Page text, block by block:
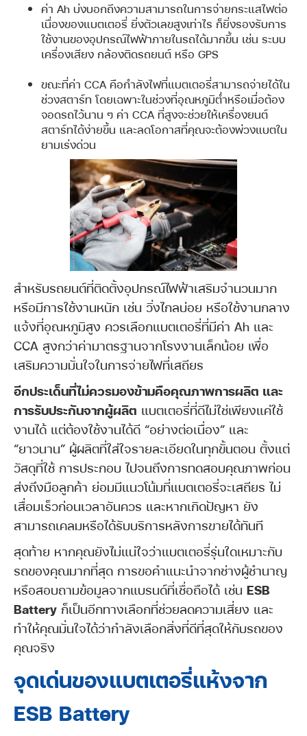
ค่า Ah บ่งบอกถึงความสามารถในการจ่ายกระแสไฟต่อ
เนื่องของแบตเตอรี่ ยิ่งตัวเลขสูงเท่าไร ก็ยิ่งรองรับการ
ใช้งานของอุปกรณ์ไฟฟ้าภายในรถได้มากขึ้น เช่น ระบบ
เครื่องเสียง กล้องติดรถยนต์ หรือ GPS
ขณะที่ค่า CCA คือกำลังไฟที่แบตเตอรี่สามารถจ่ายได้ใน
ช่วงสตาร์ท โดยเฉพาะในช่วงที่อุณหภูมิต่ำหรือเมื่อต้อง
จอดรถไว้นาน ๆ ค่า CCA ที่สูงจะช่วยให้เครื่องยนต์
สตาร์ทได้ง่ายขึ้น และลดโอกาสที่คุณจะต้องพ่วงแบตใน
ยามเร่งด่วน
สำหรับรถยนต์ที่ติดตั้งอุปกรณ์ไฟฟ้าเสริมจำนวนมาก
หรือมีการใช้งานหนัก เช่น วิ่งไกลบ่อย หรือใช้งานกลาง
แจ้งที่อุณหภูมิสูง ควรเลือกแบตเตอรี่ที่มีค่า Ah และ
CCA สูงกว่าค่ามาตรฐานจากโรงงานเล็กน้อย เพื่อ
เสริมความมั่นใจในการจ่ายไฟที่เสถียร
อีกประเด็นที่ไม่ควรมองข้ามคือคุณภาพการผลิต และ
การรับประกันจากผู้ผลิต แบตเตอรี่ที่ดีไม่ใช่เพียงแค่ใช้
งานได้ แต่ต้องใช้งานได้ดี “อย่างต่อเนื่อง” และ
“ยาวนาน” ผู้ผลิตที่ใส่ใจรายละเอียดในทุกขั้นตอน ตั้งแต่
วัสดุที่ใช้ การประกอบ ไปจนถึงการทดสอบคุณภาพก่อน
ส่งถึงมือลูกค้า ย่อมมีแนวโน้มที่แบตเตอรี่จะเสถียร ไม่
เสื่อมเร็วก่อนเวลาอันควร และหากเกิดปัญหา ยัง
สามารถเคลมหรือได้รับบริการหลังการขายได้ทันที
สุดท้าย หากคุณยังไม่แน่ใจว่าแบตเตอรี่รุ่นใดเหมาะกับ
รถของคุณมากที่สุด การขอคำแนะนำจากช่างผู้ชำนาญ
หรือสอบถามข้อมูลจากแบรนด์ที่เชื่อถือได้ เช่น ESB
Battery ก็เป็นอีกทางเลือกที่ช่วยลดความเสี่ยง และ
ทำให้คุณมั่นใจได้ว่ากำลังเลือกสิ่งที่ดีที่สุดให้กับรถของ
คุณจริง
จุดเด่นของแบตเตอรี่แห้งจาก
ESB Battery